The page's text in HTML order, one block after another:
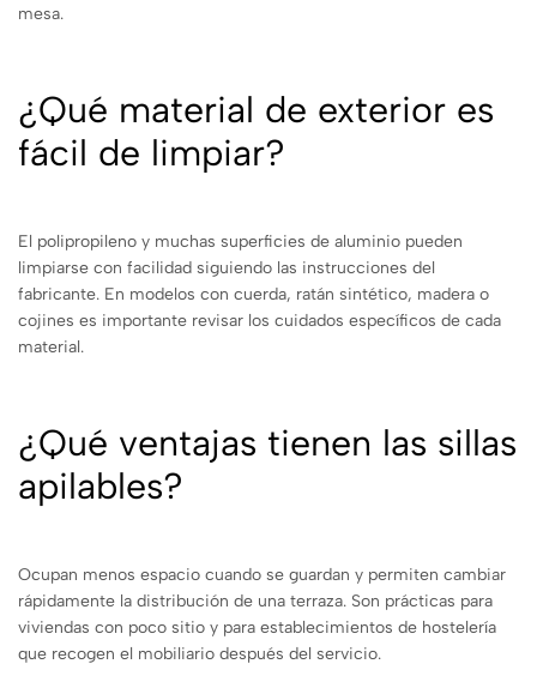
mesa.
¿Qué material de exterior es
fácil de limpiar?
El polipropileno y muchas superficies de aluminio pueden
limpiarse con facilidad siguiendo las instrucciones del
fabricante. En modelos con cuerda, ratán sintético, madera o
cojines es importante revisar los cuidados específicos de cada
material.
¿Qué ventajas tienen las sillas
apilables?
Ocupan menos espacio cuando se guardan y permiten cambiar
rápidamente la distribución de una terraza. Son prácticas para
viviendas con poco sitio y para establecimientos de hostelería
que recogen el mobiliario después del servicio.